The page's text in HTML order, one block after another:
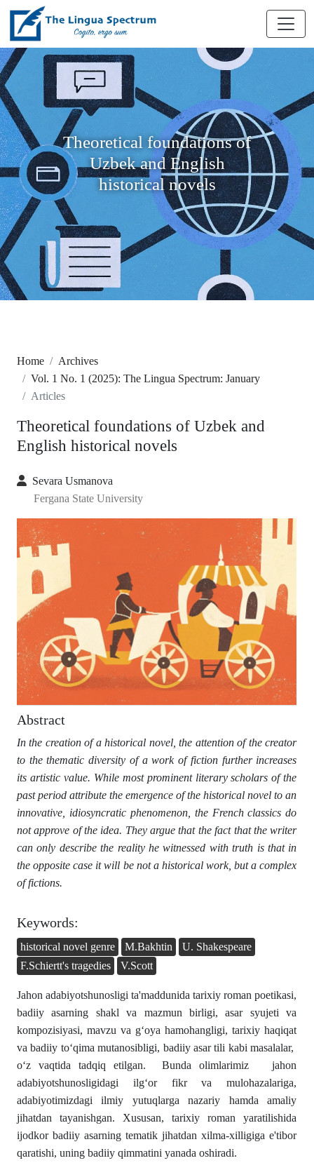
Theoretical foundations of
Uzbek and English
historical novels
Home
Archives
Vol. 1 No. 1 (2025): The Lingua Spectrum: January
Articles
Theoretical foundations of Uzbek and
English historical novels
Sevara Usmanova
Fergana State University
Abstract
In the creation of a historical novel, the attention of the creator
to the thematic diversity of a work of fiction further increases
its artistic value. While most prominent literary scholars of the
past period attribute the emergence of the historical novel to an
innovative, idiosyncratic phenomenon, the French classics do
not approve of the idea. They argue that the fact that the writer
can only describe the reality he witnessed with truth is that in
the opposite case it will be not a historical work, but a complex
of fictions.
Keywords:
historical novel genre M.Bakhtin
U. Shakespeare
F.Schiertt's tragedies
V.Scott
Jahon adabiyotshunosligi ta'maddunida tarixiy roman poetikasi,
badiiy asarning shakl va mazmun birligi, asar syujeti va
kompozisiyasi, mavzu va gʻoya hamohangligi, tarixiy haqiqat
va badiiy toʻqima mutanosibligi, badiiy asar tili kabi masalalar,
oʻz vaqtida tadqiq etilgan. Bunda olimlarimiz jahon
adabiyotshunosligidagi ilgʻor fikr va mulohazalariga,
adabiyotimizdagi ilmiy yutuqlarga nazariy hamda amaliy
jihatdan tayanishgan. Xususan, tarixiy roman yaratilishida
ijodkor badiiy asarning tematik jihatdan xilma-xilligiga e'tibor
qaratishi, uning badiiy qimmatini yanada oshiradi.